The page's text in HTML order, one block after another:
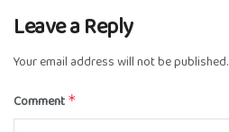
Leave a Reply
Your email address will not be published.
Comment *